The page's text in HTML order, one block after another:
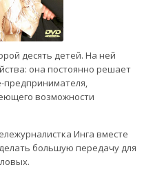
десять детей. На ней
она постоянно решает
предпринимателя,
возможности
Инга вместе
большую передачу для